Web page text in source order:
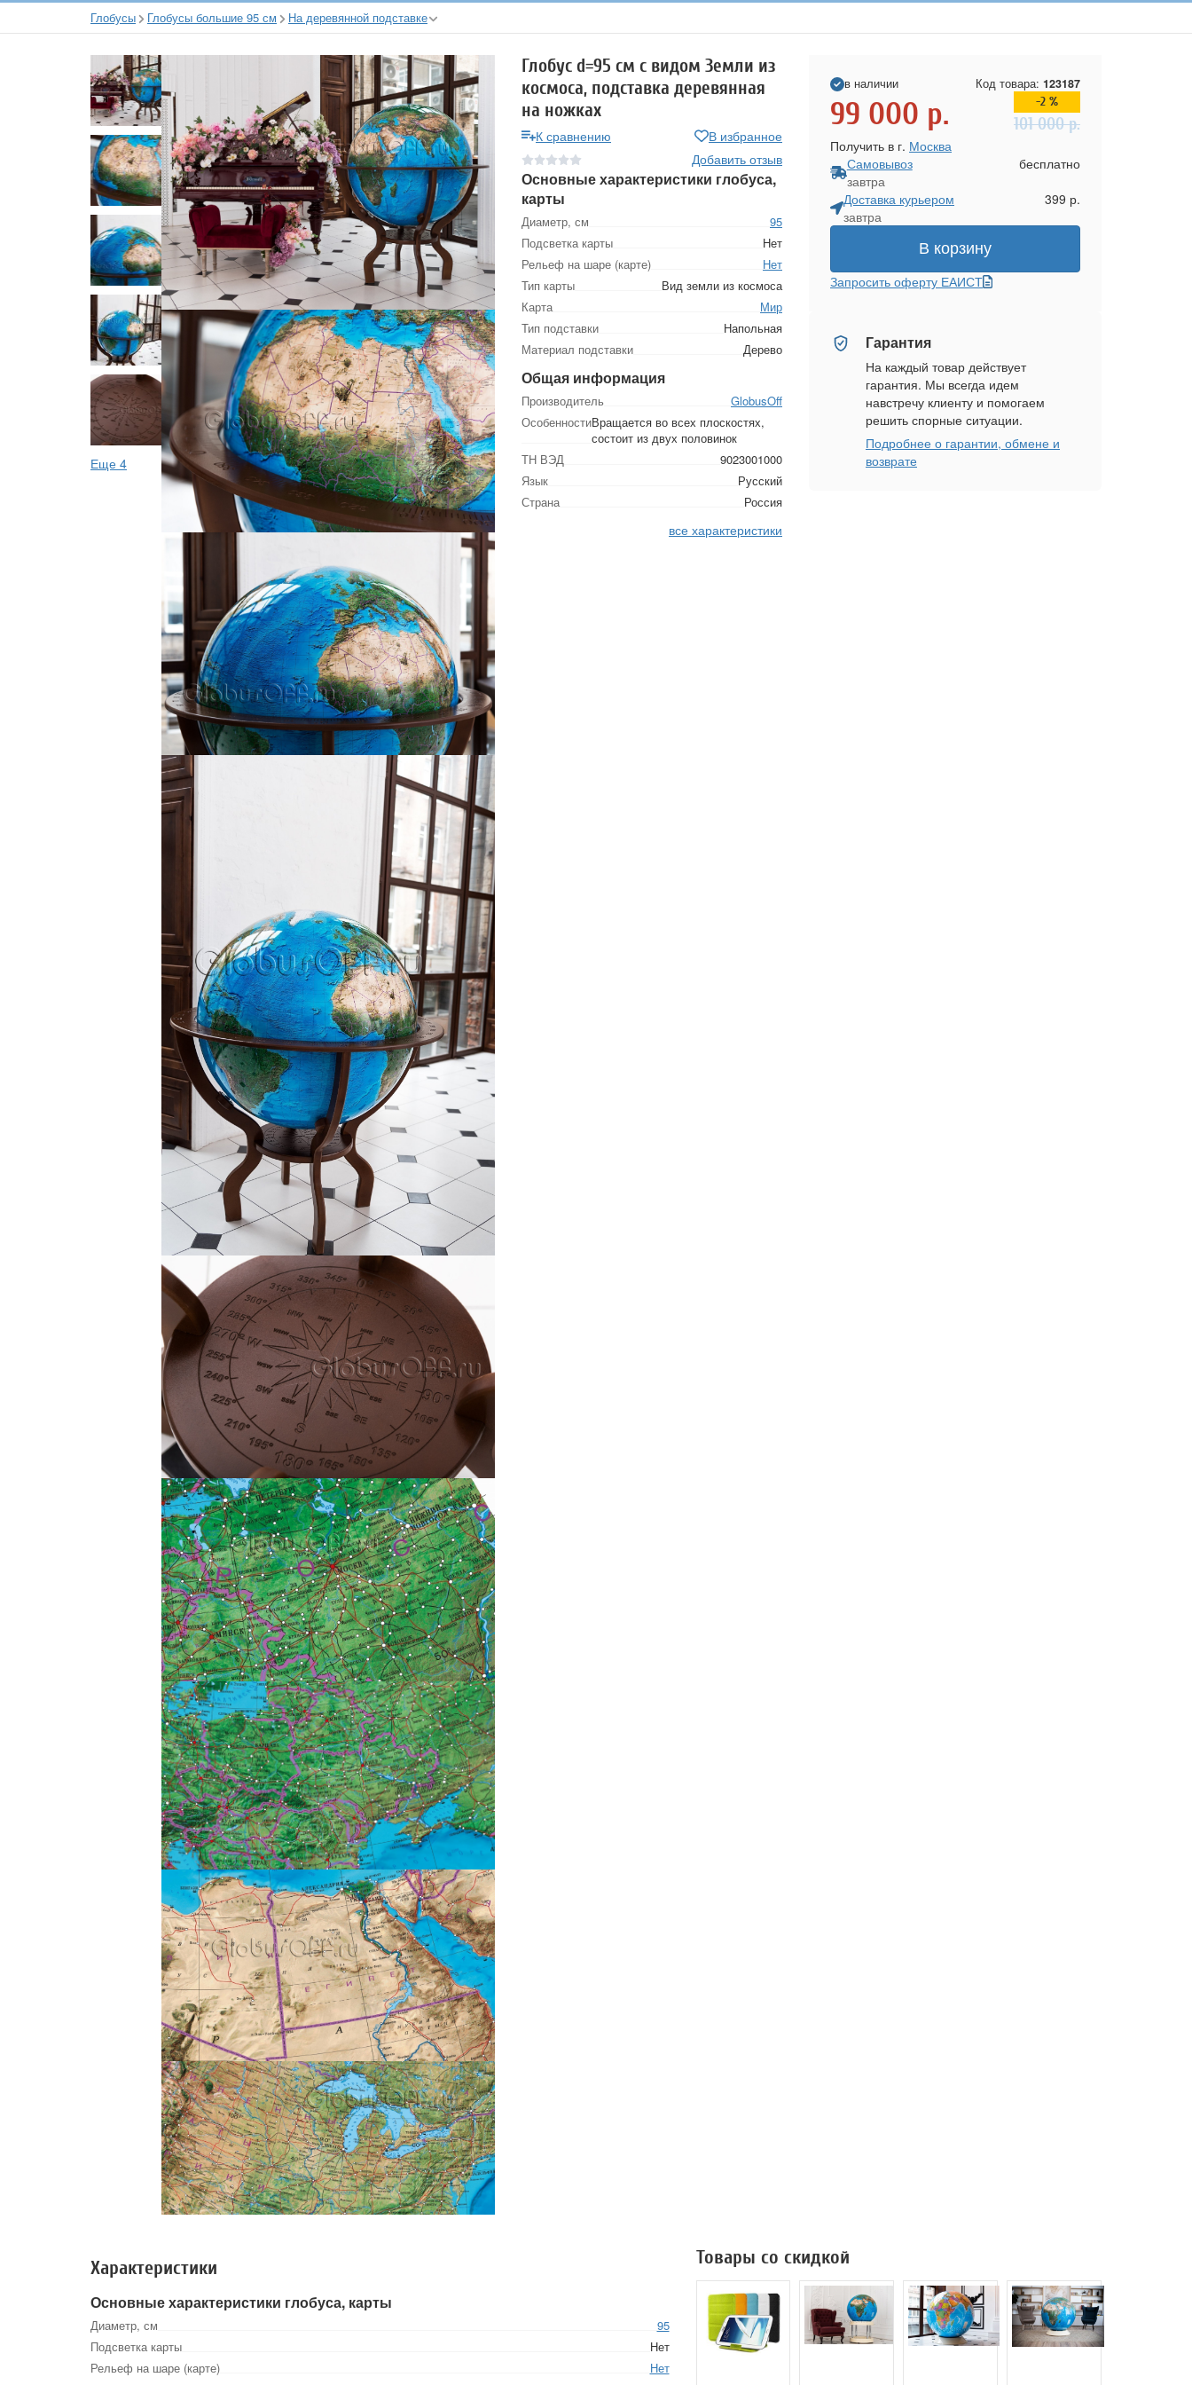
Глобусы Глобусы большие 95 см На деревянной подставке
Еще 4
Глобус d=95 см c видом Земли из
космоса, подставка деревянная
на ножках
К сравнению
В избранное
Добавить отзыв
Основные характеристики глобуса,
карты
Диаметр, см
95
Подсветка карты
Нет
Рельеф на шаре (карте)
Нет
Тип карты
Вид земли из космоса
Карта
Мир
Тип подставки
Напольная
Материал подставки
Дерево
Общая информация
Производитель
GlobusOff
ОсобенностиВращается во всех плоскостях,
состоит из двух половинок
ТН ВЭД
9023001000
Язык
Русский
Страна
Россия
все характеристики
в наличии Код товара: 123187
99 000 р. -2 %
101 000р.
Получить в г. Москва
Самовывоз
завтра
бесплатно
Доставка курьером
завтра
399 р.
В корзину
Запросить оферту ЕАИСТ
Гарантия
На каждый товар действует
гарантия. Мы всегда идем
навстречу клиенту и помогаем
решить спорные ситуации.
Подробнее о гарантии, обмене и
возврате
Характеристики
Основные характеристики глобуса, карты
Диаметр, см
95
Подсветка карты
Нет
Рельеф на шаре (карте)
Нет
Товары со скидкой